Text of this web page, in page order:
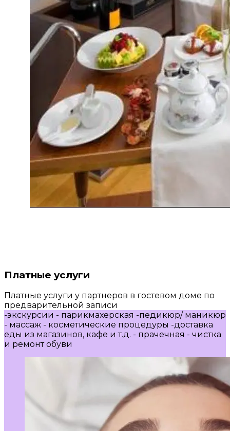
Платные услуги
Платные услуги у партнеров в гостевом доме по
предварительной записи
-экскурсии - парикмахерская -педикюр/ маникюр
- массаж - косметические процедуры -доставка
еды из магазинов, кафе и т.д. - прачечная - чистка
и ремонт обуви